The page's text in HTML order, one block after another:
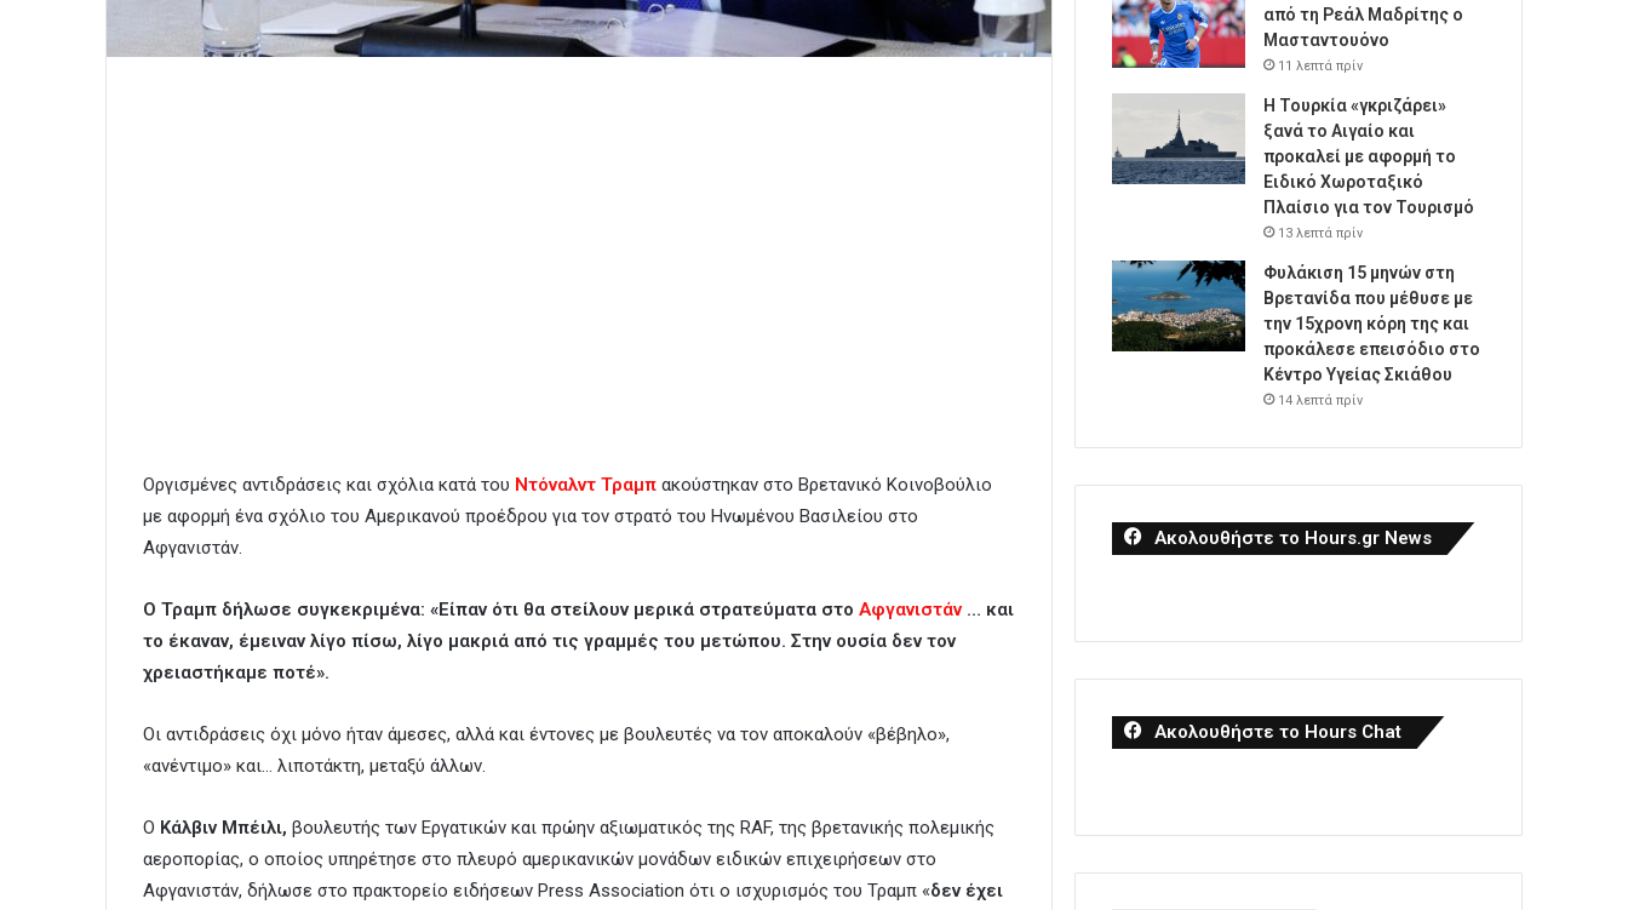
Οργισμένες αντιδράσεις και σχόλια κατά του Ντόναλντ Τραμπ ακούστηκαν στο Βρετανικό Κοινοβούλιο
με αφορμή ένα σχόλιο του Αμερικανού προέδρου για τον στρατό του Ηνωμένου Βασιλείου στο
Αφγανιστάν.
Ο Τραμπ δήλωσε συγκεκριμένα: «Είπαν ότι θα στείλουν μερικά στρατεύματα στο Αφγανιστάν… και
το έκαναν, έμειναν λίγο πίσω, λίγο μακριά από τις γραμμές του μετώπου. Στην ουσία δεν τον
χρειαστήκαμε ποτέ».
Οι αντιδράσεις όχι μόνο ήταν άμεσες, αλλά και έντονες με βουλευτές να τον αποκαλούν «βέβηλο»,
«ανέντιμο» και… λιποτάκτη, μεταξύ άλλων.
Ο Κάλβιν Μπέιλι, βουλευτής των Εργατικών και πρώην αξιωματικός της RAF, της βρετανικής πολεμικής
αεροπορίας, ο οποίος υπηρέτησε στο πλευρό αμερικανικών μονάδων ειδικών επιχειρήσεων στο
Αφγανιστάν, δήλωσε στο πρακτορείο ειδήσεων Press Association ότι ο ισχυρισμός του Τραμπ «δεν έχει
από τη Ρεάλ Μαδρίτης ο
Μασταντουόνο
11 λεπτά πρίν
Η Τουρκία «γκριζάρει»
ξανά το Αιγαίο και
προκαλεί με αφορμή το
Ειδικό Χωροταξικό
Πλαίσιο για τον Τουρισμό
13 λεπτά πρίν
Φυλάκιση 15 μηνών στη
Βρετανίδα που μέθυσε με
την 15χρονη κόρη της και
προκάλεσε επεισόδιο στο
Κέντρο Υγείας Σκιάθου
14 λεπτά πρίν
Ακολουθήστε το Hours.gr News
Ακολουθήστε το Hours Chat